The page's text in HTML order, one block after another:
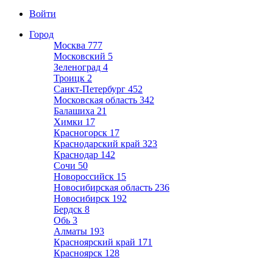
Войти
Город
Москва 777
Московский 5
Зеленоград 4
Троицк 2
Санкт-Петербург 452
Московская область 342
Балашиха 21
Химки 17
Красногорск 17
Краснодарский край 323
Краснодар 142
Сочи 50
Новороссийск 15
Новосибирская область 236
Новосибирск 192
Бердск 8
Обь 3
Алматы 193
Красноярский край 171
Красноярск 128